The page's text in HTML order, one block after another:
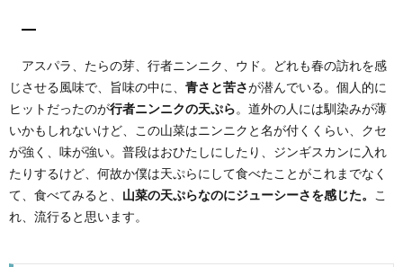
アスパラ、たらの芽、行者ニンニク、ウド。どれも春の訪れを感
じさせる風味で、旨味の中に、 青さと苦さが潜んでいる。個人的に
ヒットだったのが行者ニンニクの天ぷら。道外の人には馴染みが薄
いかもしれないけど、この山菜はニンニクと名が付くくらい、クセ
が強く、味が強い。普段はおひたしにしたり、ジンギスカンに入れ
たりするけど、何故か僕は天ぷらにして食べたことがこれまでなく
て、食べてみると、 山菜の天ぷらなのにジューシーさを感じた。
こ
れ、流行ると思います。